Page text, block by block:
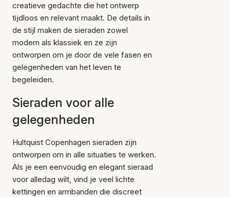
creatieve gedachte die het ontwerp
tijdloos en relevant maakt. De details in
de stijl maken de sieraden zowel
modern als klassiek en ze zijn
ontworpen om je door de vele fasen en
gelegenheden van het leven te
begeleiden.
Sieraden voor alle
gelegenheden
Hultquist Copenhagen sieraden zijn
ontworpen om in alle situaties te werken.
Als je een eenvoudig en elegant sieraad
voor alledag wilt, vind je veel lichte
kettingen en armbanden die discreet